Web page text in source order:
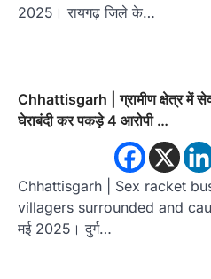
2025। रायगढ़ जिले के…
Chhattisgarh | ग्रामीण क्षेत्र में
घेराबंदी कर पकड़े 4 आरोपी …
Chhattisgarh | Sex racket
villagers surrounded and
मई 2025। दुर्ग…